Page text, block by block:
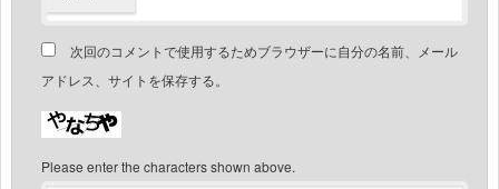
次回のコメントで使用するためブラウザーに自分の名前、メール
アドレス、サイトを保存する。
Please enter the characters shown above.